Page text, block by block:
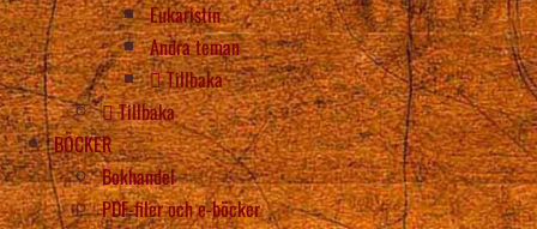
Eukaristin
Andra teman
Tillbaka
Tillbaka
BÖCKER
Bokhandel
PDF-filer och e-böcker